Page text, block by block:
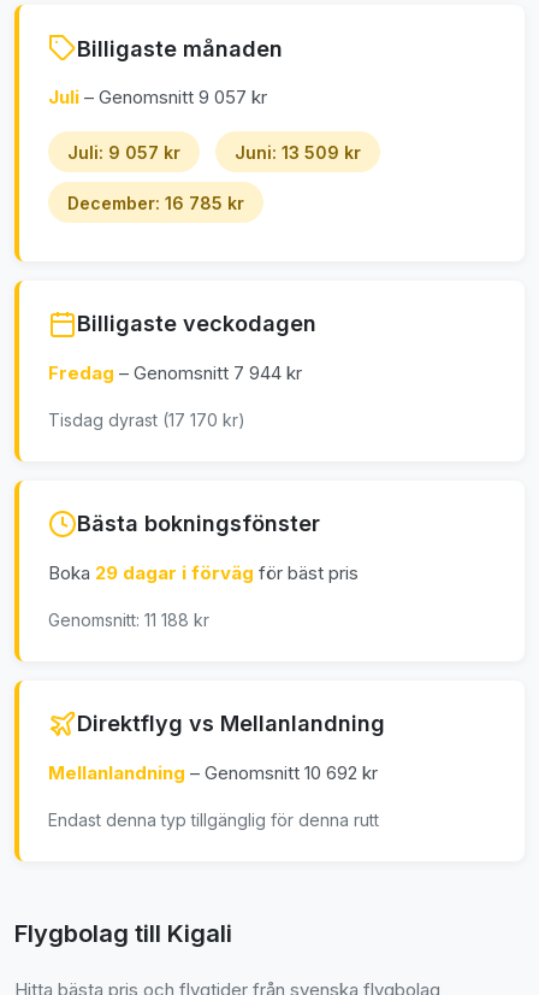
Billigaste månaden
Juli – Genomsnitt 9 057 kr
Juli: 9 057 kr Juni: 13 509 kr
December: 16 785 kr
Billigaste veckodagen
Fredag – Genomsnitt 7 944 kr
Tisdag dyrast (17 170 kr)
Bästa bokningsfönster
Boka 29 dagar i förväg för bäst pris
Genomsnitt: 11 188 kr
Direktflyg vs Mellanlandning
Mellanlandning – Genomsnitt 10 692 kr
Endast denna typ tillgänglig för denna rutt
Flygbolag till Kigali
Hitta bästa pris och flygtider från svenska flygbolag